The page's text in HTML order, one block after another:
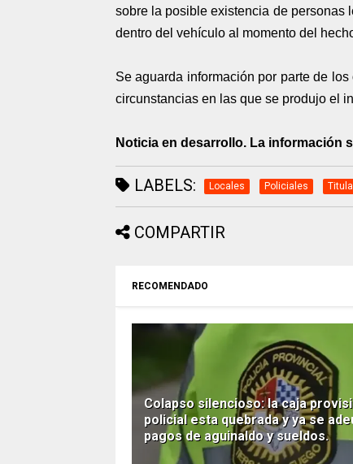
sobre la posible existencia de personas
dentro del vehículo al momento del
Se aguarda información por parte de
circunstancias en las que se produjo el
Noticia en desarrollo. La información
LABELS: Locales Policiales
COMPARTIR
RECOMENDADO
Colapso silencioso: la caja
policial esta quebrada y ya se
pagos de aguinaldo y sueldos.